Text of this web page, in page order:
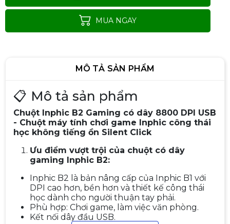
MUA NGAY
MÔ TẢ SẢN PHẨM
📋 Mô tả sản phẩm
Chuột Inphic B2 Gaming có dây 8800 DPI USB
- Chuột máy tính chơi game Inphic công thái
học không tiếng ồn Silent Click
Ưu điểm vượt trội của chuột có dây
gaming Inphic B2:
Inphic B2 là bản nâng cấp của Inphic B1 với
DPI cao hơn, bền hơn và thiết kế công thái
học dành cho người thuận tay phải.
Phù hợp: Chơi game, làm việc văn phòng.
Kết nối dây đầu USB.
G102 LightSync Gen 2
420.000đ
-7%